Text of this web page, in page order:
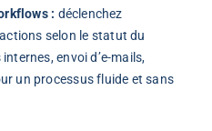
: déclenchez
selon le statut du
envoi d’e-mails,
un processus fluide et sans